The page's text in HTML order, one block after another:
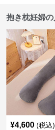
抱き枕妊婦
¥4,600 (税込)